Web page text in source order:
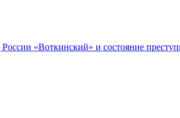
«Воткинский» и состояние